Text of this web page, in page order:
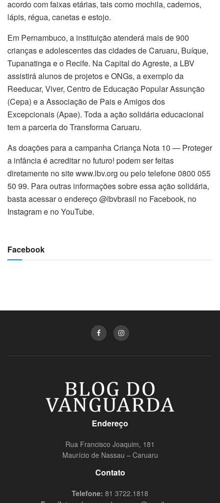
acordo com faixas etárias, tais como mochila, cadernos,
lápis, régua, canetas e estojo.
Em Pernambuco, a instituição atenderá mais de 900
crianças e adolescentes das cidades de Caruaru, Buíque,
Tupanatinga e o Recife. Na Capital do Agreste, a LBV
assistirá alunos de projetos e ONGs, a exemplo da
Reeducar, Viver, Centro de Educação Popular Assunção
(Cepa) e a Associação de Pais e Amigos dos
Excepcionais (Apae). Toda a ação solidária educacional
tem a parceria do Transforma Caruaru.
As doações para a campanha Criança Nota 10 — Proteger
a infância é acreditar no futuro! podem ser feitas
diretamente no site www.lbv.org ou pelo telefone 0800 055
50 99. Para outras informações sobre essa ação solidária,
basta acessar o endereço @lbvbrasil no Facebook, no
Instagram e no YouTube.
Facebook
Endereço
Rua Francisco Joaquim, 181
Maurício de Nassau – Caruaru
Contato
Telefone: 81 3722.1818